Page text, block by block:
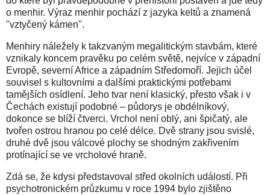
o menhir. Výraz menhir pochází z jazyka keltů a znamená
"vztyčený kámen".
Menhiry náležely k takzvaným megalitickým stavbám, které
vznikaly koncem pravěku po celém světě, nejvíce v západní
Evropě, severní Africe a západním Středomoří. Jejich účel
souvisel s kultovními a dalšími praktickými potřebami
tamějších osídlení. Jeho tvar není klasický, přesto však i v
Čechách existují podobné – půdorys je obdélníkový,
dokonce se blíží čtverci. Vrchol není oblý, ani špičatý, ale
tvořen ostrou hranou po celé délce. Dvě strany jsou svislé,
druhé dvě jsou válcové plochy se shodným zakřivením
protínající se ve vrcholové hraně.
Zdá se, že kdysi představoval střed okolních událostí. Při
psychotronickém průzkumu v roce 1994 bylo zjištěno